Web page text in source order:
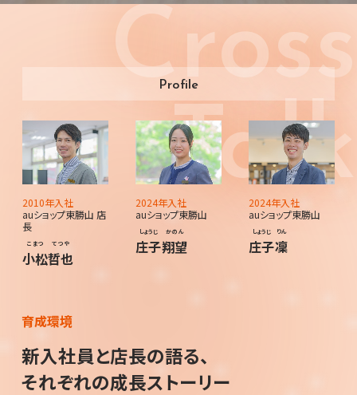
Cross
Talk
Profile
2010年入社
auショップ東勝山 店
長
小松
こまつ
哲也
てつや
2024年入社
auショップ東勝山
庄子
しょうじ
翔望
かのん
2024年入社
auショップ東勝山
庄子
しょうじ
凜
りん
育成環境
新入社員と店長の語る、
それぞれの成長ストーリー